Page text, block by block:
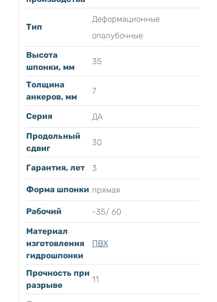
Тип
Деформационные
опалубочные
Высота
шпонки, мм
35
Толщина
анкеров, мм
7
Серия
ДА
Продольный
сдвиг
30
Гарантия, лет 3
Форма шпонки прямая
Рабочий
-35/ 60
Материал
изготовления
гидрошпонки
ПВХ
Прочность при
разрыве
11